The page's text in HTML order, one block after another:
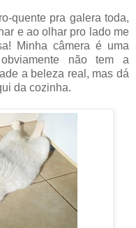
quente pra galera toda,
e ao olhar pro lado me
Minha câmera é uma
não tem a
a beleza real, mas dá
da cozinha.